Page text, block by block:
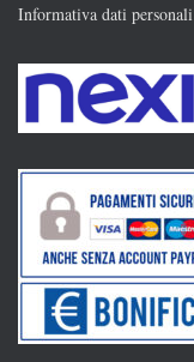
Informativa dati